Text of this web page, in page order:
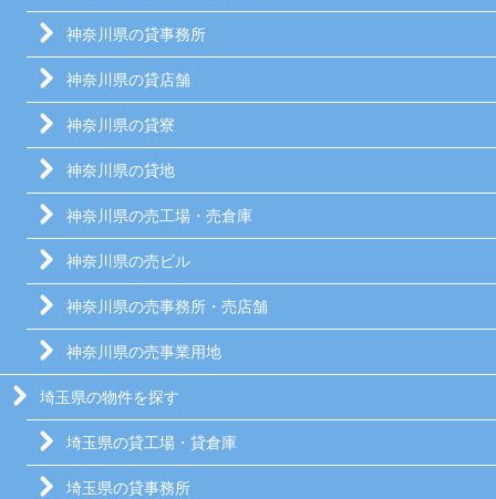
神奈川県の貸事務所
神奈川県の貸店舗
神奈川県の貸寮
神奈川県の貸地
神奈川県の売工場・売倉庫
神奈川県の売ビル
神奈川県の売事務所・売店舗
神奈川県の売事業用地
埼玉県の物件を探す
埼玉県の貸工場・貸倉庫
埼玉県の貸事務所